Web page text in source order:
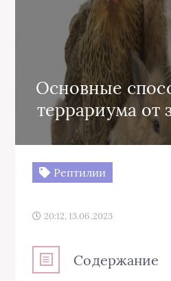
Основные
террариума от
Рептилии
20:12, 13.06.2023
Содержание